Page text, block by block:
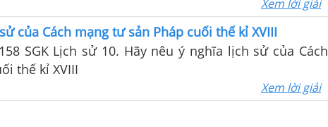
Xem lời giải
của Cách mạng tư sản Pháp cuối thế kỉ XVIII
SGK Lịch sử 10. Hãy nêu ý nghĩa lịch sử của Cách
thế kỉ XVIII
Xem lời giải